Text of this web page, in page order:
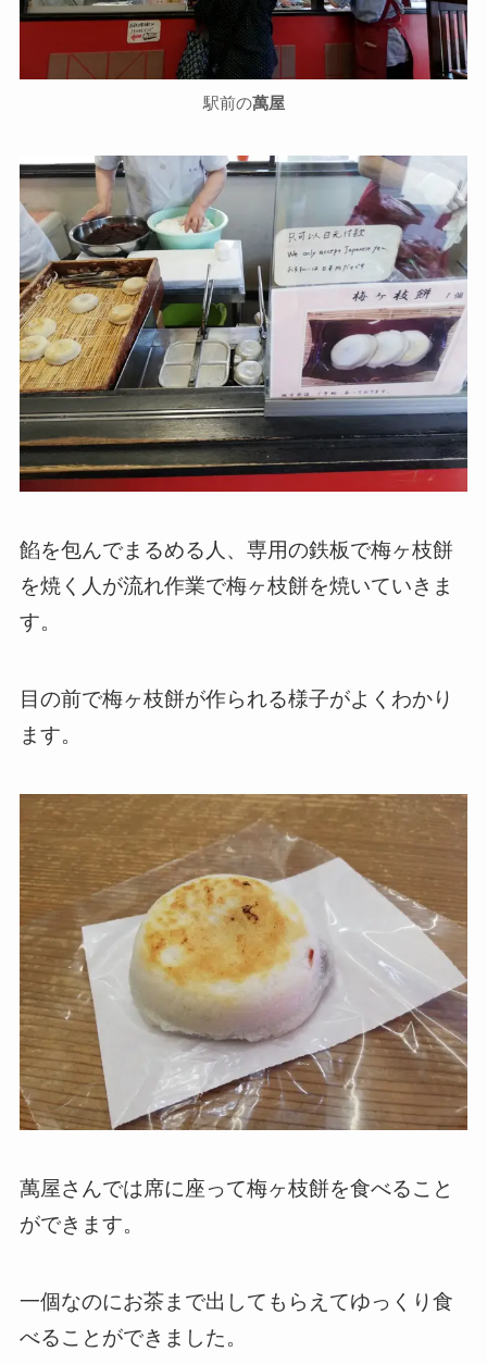
駅前の萬屋
餡を包んでまるめる人、専用の鉄板で梅ヶ枝餅
を焼く人が流れ作業で梅ヶ枝餅を焼いていきま
す。
目の前で梅ヶ枝餅が作られる様子がよくわかり
ます。
萬屋さんでは席に座って梅ヶ枝餅を食べること
ができます。
一個なのにお茶まで出してもらえてゆっくり食
べることができました。